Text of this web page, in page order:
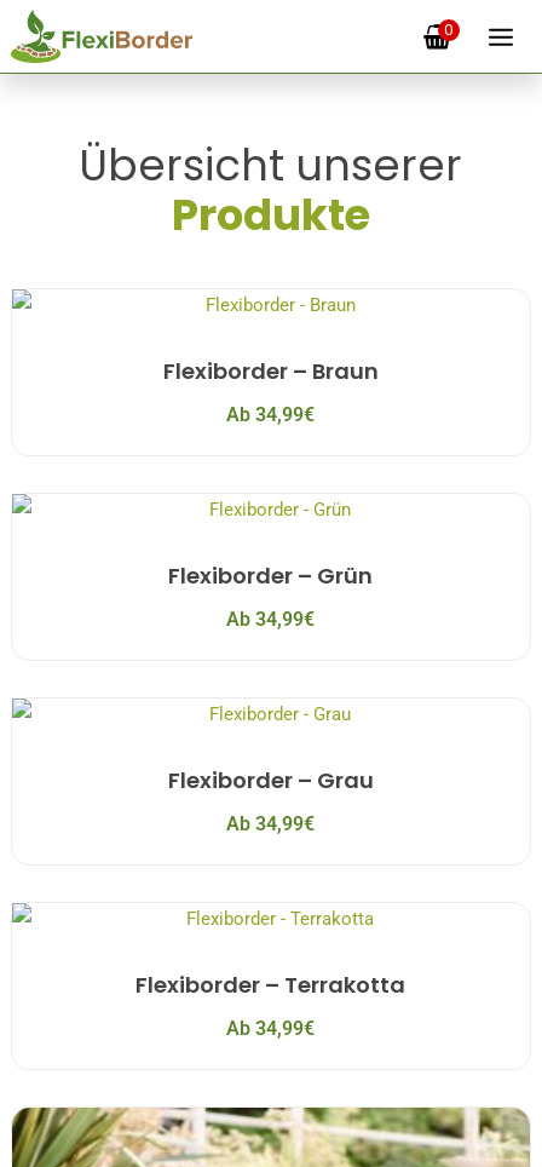
0
Übersicht unserer
Produkte
Flexiborder – Braun
Ab34,99€
Flexiborder – Grün
Ab34,99€
Flexiborder – Grau
Ab34,99€
Flexiborder – Terrakotta
Ab34,99€